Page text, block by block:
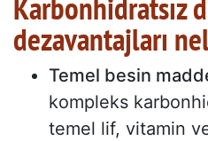
dezavantajları
Temel besin
kompleks
temel lif, vitamin